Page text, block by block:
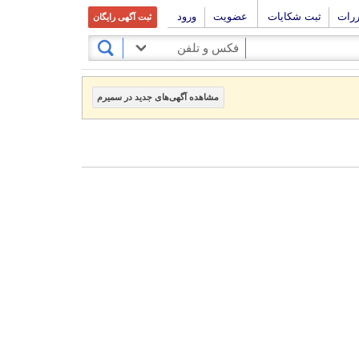
ثبت شکایات عضویت ورود ثبت آگهی رایگان
فکس و تلفن
مشاهده آگهی‌های جدید در سمیرم